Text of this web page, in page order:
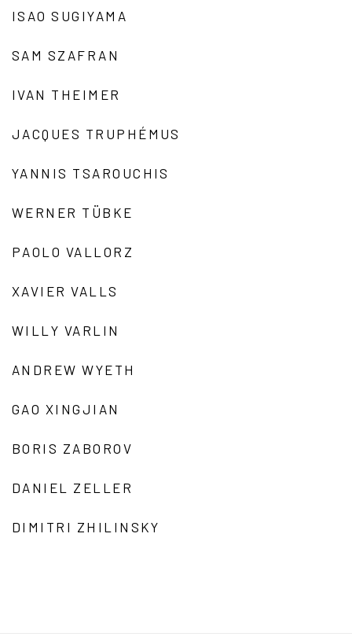
ISAO SUGIYAMA
SAM SZAFRAN
IVAN THEIMER
JACQUES TRUPHÉMUS
YANNIS TSAROUCHIS
WERNER TÜBKE
PAOLO VALLORZ
XAVIER VALLS
WILLY VARLIN
ANDREW WYETH
GAO XINGJIAN
BORIS ZABOROV
DANIEL ZELLER
DIMITRI ZHILINSKY